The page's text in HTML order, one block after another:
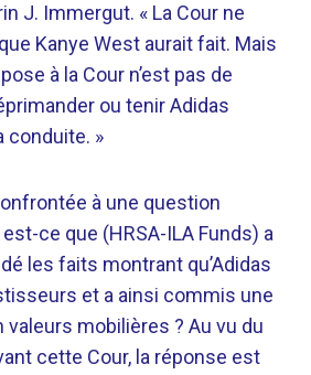
J. Immergut. « La Cour ne
Kanye West aurait fait. Mais
à la Cour n’est pas de
ou tenir Adidas
conduite. »
à une question
ce que (HRSA-ILA Funds) a
les faits montrant qu’Adidas
et a ainsi commis une
mobilières ? Au vu du
cette Cour, la réponse est